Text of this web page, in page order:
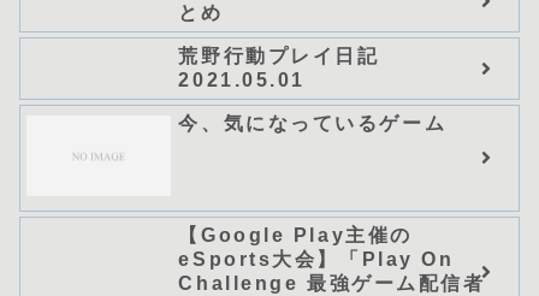
とめ
荒野行動プレイ日記
2021.05.01
今、気になっているゲーム
【Google Play主催の
eSports大会】「Play On
Challenge 最強ゲーム配信者